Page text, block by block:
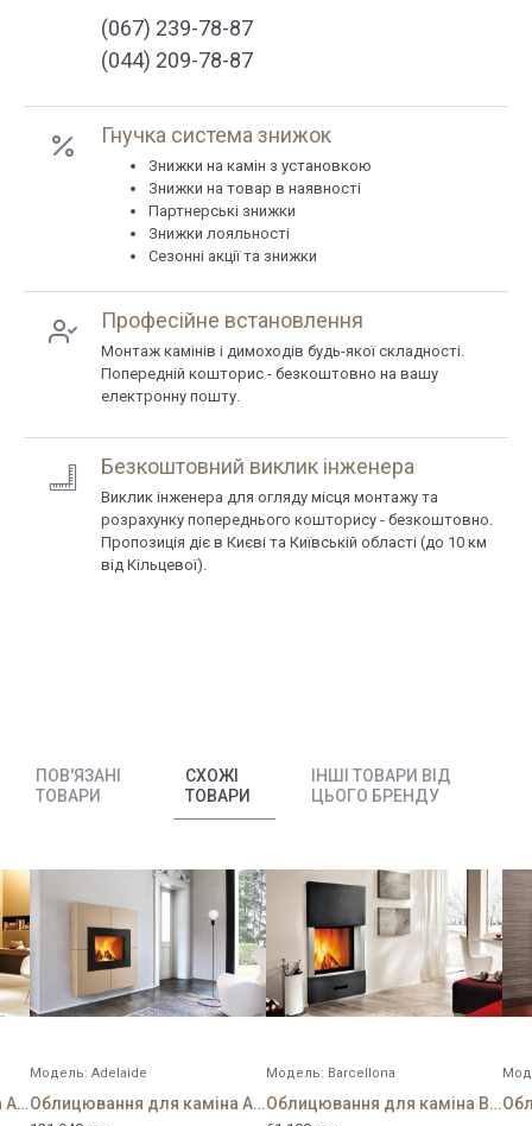
(067) 239-78-87
(044) 209-78-87
Гнучка система знижок
Знижки на камін з установкою
Знижки на товар в наявності
Партнерські знижки
Знижки лояльності
Сезонні акції та знижки
Професійне встановлення
Монтаж камінів і димоходів будь-якої складності.
Попередній кошторис - безкоштовно на вашу
електронну пошту.
Безкоштовний виклик інженера
Виклик інженера для огляду місця монтажу та
розрахунку попереднього кошторису - безкоштовно.
Пропозиція діє в Києві та Київській області (до 10 км
від Кільцевої).
ПОВ'ЯЗАНІ
ТОВАРИ
СХОЖІ
ТОВАРИ
ІНШІ ТОВАРИ ВІД
ЦЬОГО БРЕНДУ
Облицювання для каміна Academy
Модель: Adelaide
Облицювання для каміна Adelaide
Модель: Barcellona
Облицювання для каміна Barcellona